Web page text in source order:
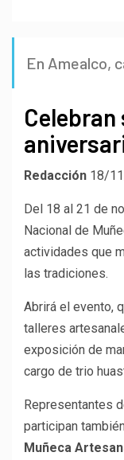
En Amealco,
Redacción 18/
Del 18 al 21 de
Nacional de
actividades que
las tradiciones.
Abrirá el evento,
talleres
exposición de
cargo de trio
Representantes
participan
Muñeca